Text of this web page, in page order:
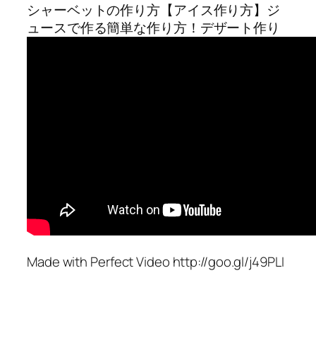
シャーベットの作り方【アイス作り方】ジ
ュースで作る簡単な作り方！デザート作り
Made with Perfect Video http://goo.gl/j49PLI